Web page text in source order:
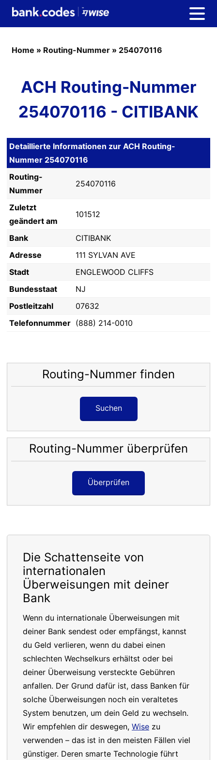
Home » Routing-Nummer » 254070116
ACH Routing-Nummer
254070116 - CITIBANK
Detaillierte Informationen zur ACH Routing-
Nummer 254070116
Routing-
Nummer
254070116
Zuletzt
geändert am
101512
Bank
CITIBANK
Adresse
111 SYLVAN AVE
Stadt
ENGLEWOOD CLIFFS
Bundesstaat
NJ
Postleitzahl
07632
Telefonnummer (888) 214-0010
Routing-Nummer finden
Suchen
Routing-Nummer überprüfen
Überprüfen
Die Schattenseite von
internationalen
Überweisungen mit deiner
Bank
Wenn du internationale Überweisungen mit
deiner Bank sendest oder empfängst, kannst
du Geld verlieren, wenn du dabei einen
schlechten Wechselkurs erhältst oder bei
deiner Überweisung versteckte Gebühren
anfallen. Der Grund dafür ist, dass Banken für
solche Überweisungen noch ein veraltetes
System benutzen, um dein Geld zu wechseln.
Wir empfehlen dir deswegen, Wise zu
verwenden – das ist in den meisten Fällen viel
günstiger. Deren smarte Technologie führt